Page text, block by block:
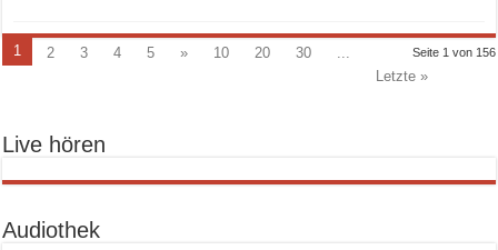
Seite 1 von 156
1 2 3 4 5 » 10 20 30
...
Letzte »
Live hören
Audiothek